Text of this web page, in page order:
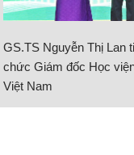
GS.TS Nguyễn Thị Lan
chức Giám đốc Học
Việt Nam